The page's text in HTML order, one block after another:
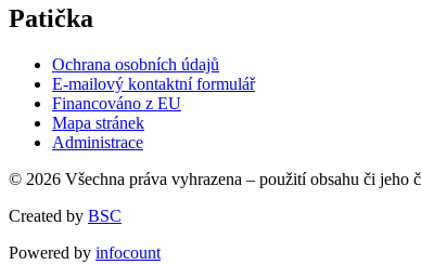
Patička
Ochrana osobních údajů
E-mailový kontaktní formulář
Financováno z EU
Mapa stránek
Administrace
© 2026 Všechna práva vyhrazena – použití obsahu či jeho
Created by BSC
Powered by infocount